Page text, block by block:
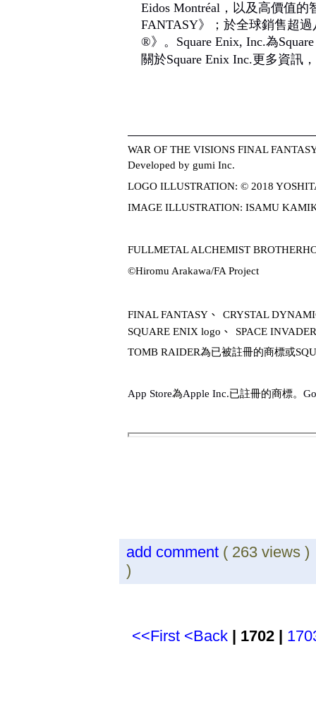
Eidos Montréal，以及高價值的
FANTASY》；於全球銷售超
®》。 Square Enix, Inc.為
關於Square Enix Inc.更多資訊
WAR OF THE VISIONS FINAL
Developed by gumi Inc.
LOGO ILLUSTRATION: © 2018
IMAGE ILLUSTRATION: ISAMU
FULLMETAL ALCHEMIST
©Hiromu Arakawa/FA Project
FINAL FANTASY 、
CRYSTAL
SQUARE ENIX logo 、
SPACE
TOMB RAIDER為已被註冊的商標或
App Store為Apple Inc.已註冊的商標。
add comment ( 263
)
<<First <Back | 1702 |